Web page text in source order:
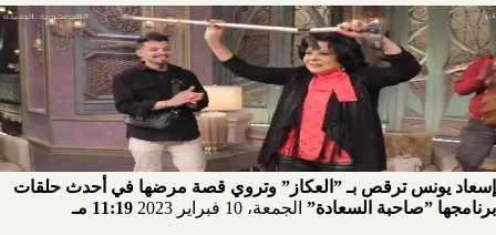
إسعاد يونس ترقص بـ ”العكاز” وتروي قصة مرضها في أحدث حلقات
برنامجها ”صاحبة السعادة” الجمعة، 10 فبراير 2023 11:19 مـ